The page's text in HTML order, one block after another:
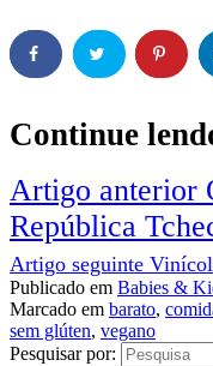
Continue
Artigo anterior
República
Artigo seguinte
Publicado em Babies &
Marcado em barato,
sem glúten, vegano
Pesquisar por: